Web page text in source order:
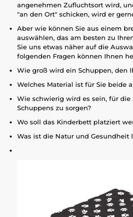
angenehmen Zufluchtsort wird,
"an den Ort" schicken, wird er
Aber wie können Sie aus einem
auswählen, das am besten zu
Sie uns etwas näher auf die
folgenden Fragen können Ihnen
Wie groß wird ein Schuppen, den
Welches Material ist für Sie beide
Wie schwierig wird es sein, für die
Schuppens zu sorgen?
Wo soll das Kinderbett platziert
Was ist die Natur und Gesundheit